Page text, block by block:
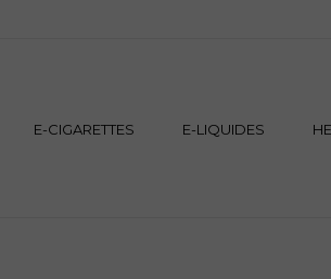
E-CIGARETTES E-LIQUIDES